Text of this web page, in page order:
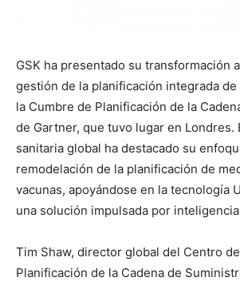
GSK ha presentado su transformación
gestión de la planificación integrada de
la Cumbre de Planificación de la
de Gartner, que tuvo lugar en Londres.
sanitaria global ha destacado su
remodelación de la planificación de
vacunas, apoyándose en la tecnología
una solución impulsada por
Tim Shaw, director global del Centro
Planificación de la Cadena de